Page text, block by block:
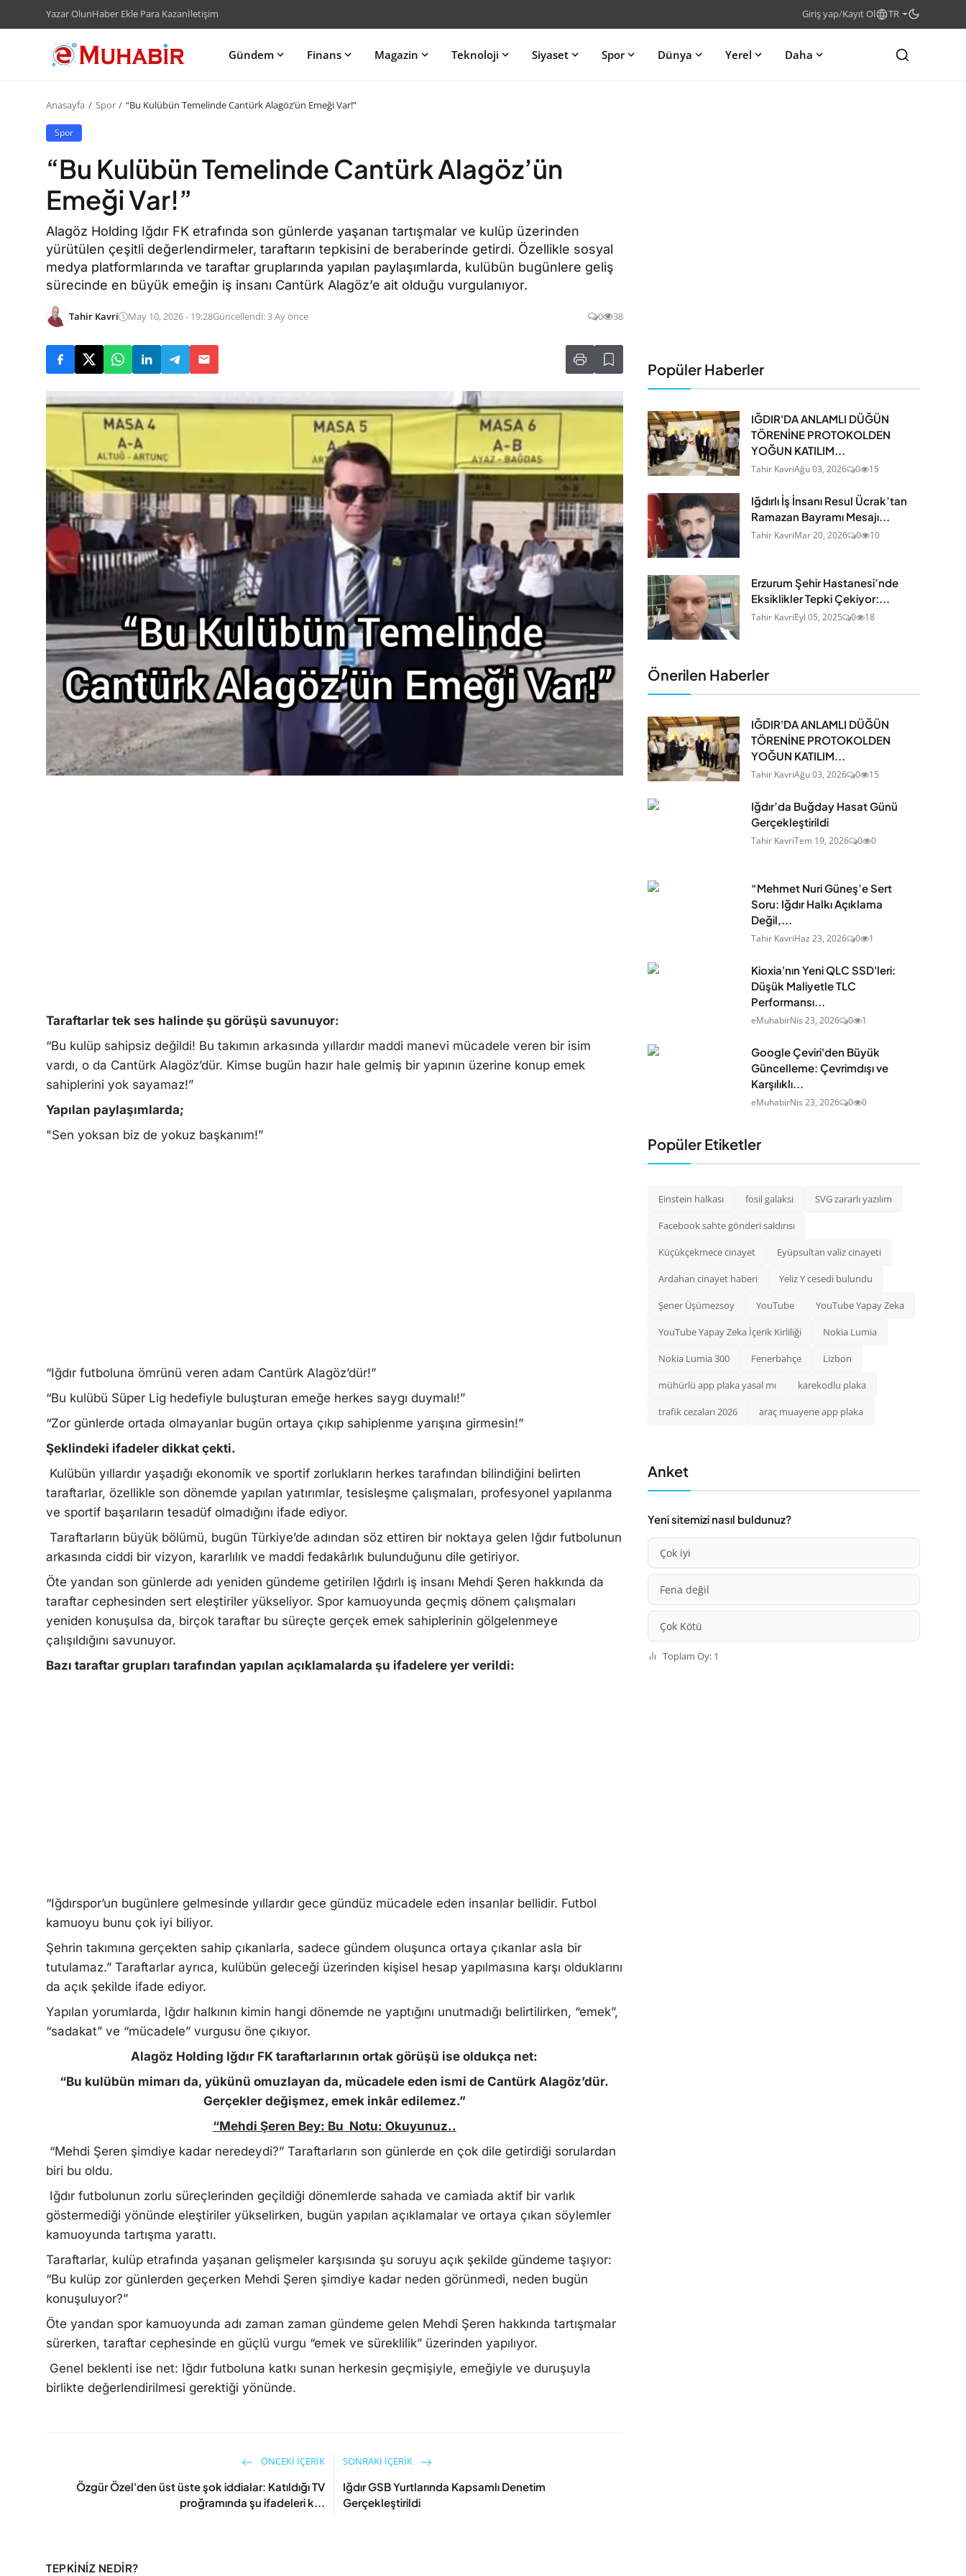
Yazar OlunHaber Ekle Para Kazanİletişim Giriş yap/Kayıt Ol TR
Gündem Finans Magazin Teknoloji Siyaset Spor Dünya Yerel Daha
Anasayfa Spor “Bu Kulübün Temelinde Cantürk Alagöz’ün Emeği Var!”
Spor
“Bu Kulübün Temelinde Cantürk Alagöz’ün
Emeği Var!”
Alagöz Holding Iğdır FK etrafında son günlerde yaşanan tartışmalar ve kulüp üzerinden
yürütülen çeşitli değerlendirmeler, taraftarın tepkisini de beraberinde getirdi. Özellikle sosyal
medya platformlarında ve taraftar gruplarında yapılan paylaşımlarda, kulübün bugünlere geliş
sürecinde en büyük emeğin iş insanı Cantürk Alagöz’e ait olduğu vurgulanıyor.
Tahir Kavri May 10, 2026 - 19:28Güncellendi: 3 Ay önce 0 38
Taraftarlar tek ses halinde şu görüşü savunuyor:
“Bu kulüp sahipsiz değildi! Bu takımın arkasında yıllardır maddi manevi mücadele veren bir isim
vardı, o da Cantürk Alagöz’dür. Kimse bugün hazır hale gelmiş bir yapının üzerine konup emek
sahiplerini yok sayamaz!”
Yapılan paylaşımlarda;
"Sen yoksan biz de yokuz başkanım!”
“Iğdır futboluna ömrünü veren adam Cantürk Alagöz’dür!”
“Bu kulübü Süper Lig hedefiyle buluşturan emeğe herkes saygı duymalı!”
“Zor günlerde ortada olmayanlar bugün ortaya çıkıp sahiplenme yarışına girmesin!”
Şeklindeki ifadeler dikkat çekti.
Kulübün yıllardır yaşadığı ekonomik ve sportif zorlukların herkes tarafından bilindiğini belirten
taraftarlar, özellikle son dönemde yapılan yatırımlar, tesisleşme çalışmaları, profesyonel yapılanma
ve sportif başarıların tesadüf olmadığını ifade ediyor.
Taraftarların büyük bölümü, bugün Türkiye’de adından söz ettiren bir noktaya gelen Iğdır futbolunun
arkasında ciddi bir vizyon, kararlılık ve maddi fedakârlık bulunduğunu dile getiriyor.
Öte yandan son günlerde adı yeniden gündeme getirilen Iğdırlı iş insanı Mehdi Şeren hakkında da
taraftar cephesinden sert eleştiriler yükseliyor. Spor kamuoyunda geçmiş dönem çalışmaları
yeniden konuşulsa da, birçok taraftar bu süreçte gerçek emek sahiplerinin gölgelenmeye
çalışıldığını savunuyor.
Bazı taraftar grupları tarafından yapılan açıklamalarda şu ifadelere yer verildi:
“Iğdırspor’un bugünlere gelmesinde yıllardır gece gündüz mücadele eden insanlar bellidir. Futbol
kamuoyu bunu çok iyi biliyor.
Şehrin takımına gerçekten sahip çıkanlarla, sadece gündem oluşunca ortaya çıkanlar asla bir
tutulamaz.” Taraftarlar ayrıca, kulübün geleceği üzerinden kişisel hesap yapılmasına karşı olduklarını
da açık şekilde ifade ediyor.
Yapılan yorumlarda, Iğdır halkının kimin hangi dönemde ne yaptığını unutmadığı belirtilirken, “emek”,
“sadakat” ve “mücadele” vurgusu öne çıkıyor.
Alagöz Holding Iğdır FK taraftarlarının ortak görüşü ise oldukça net:
“Bu kulübün mimarı da, yükünü omuzlayan da, mücadele eden ismi de Cantürk Alagöz’dür.
Gerçekler değişmez, emek inkâr edilemez.”
“Mehdi Şeren Bey: Bu Notu: Okuyunuz..
“Mehdi Şeren şimdiye kadar neredeydi?” Taraftarların son günlerde en çok dile getirdiği sorulardan
biri bu oldu.
Iğdır futbolunun zorlu süreçlerinden geçildiği dönemlerde sahada ve camiada aktif bir varlık
göstermediği yönünde eleştiriler yükselirken, bugün yapılan açıklamalar ve ortaya çıkan söylemler
kamuoyunda tartışma yarattı.
Taraftarlar, kulüp etrafında yaşanan gelişmeler karşısında şu soruyu açık şekilde gündeme taşıyor:
“Bu kulüp zor günlerden geçerken Mehdi Şeren şimdiye kadar neden görünmedi, neden bugün
konuşuluyor?”
Öte yandan spor kamuoyunda adı zaman zaman gündeme gelen Mehdi Şeren hakkında tartışmalar
sürerken, taraftar cephesinde en güçlü vurgu “emek ve süreklilik” üzerinden yapılıyor.
Genel beklenti ise net: Iğdır futboluna katkı sunan herkesin geçmişiyle, emeğiyle ve duruşuyla
birlikte değerlendirilmesi gerektiği yönünde.
ÖNCEKI İÇERIK
Özgür Özel'den üst üste şok iddialar: Katıldığı TV
proğramında şu ifadeleri k...
SONRAKI İÇERIK
Iğdır GSB Yurtlarında Kapsamlı Denetim
Gerçekleştirildi
TEPKINIZ NEDIR?
Popüler Haberler
IĞDIR'DA ANLAMLI DÜĞÜN
TÖRENİNE PROTOKOLDEN
YOĞUN KATILIM...
Tahir KavriAğu 03, 2026 0 15
Iğdırlı İş İnsanı Resul Ücrak’tan
Ramazan Bayramı Mesajı...
Tahir KavriMar 20, 2026 0 10
Erzurum Şehir Hastanesi’nde
Eksiklikler Tepki Çekiyor:...
Tahir KavriEyl 05, 2025 0 18
Önerilen Haberler
IĞDIR'DA ANLAMLI DÜĞÜN
TÖRENİNE PROTOKOLDEN
YOĞUN KATILIM...
Tahir KavriAğu 03, 2026 0 15
Iğdır’da Buğday Hasat Günü
Gerçekleştirildi
Tahir KavriTem 19, 2026 0 0
“Mehmet Nuri Güneş’e Sert
Soru: Iğdır Halkı Açıklama
Değil,...
Tahir KavriHaz 23, 2026 0 1
Kioxia'nın Yeni QLC SSD'leri:
Düşük Maliyetle TLC
Performansı...
eMuhabirNis 23, 2026 0 1
Google Çeviri'den Büyük
Güncelleme: Çevrimdışı ve
Karşılıklı...
eMuhabirNis 23, 2026 0 0
Popüler Etiketler
Einstein halkası fosil galaksi SVG zararlı yazılım
Facebook sahte gönderi saldırısı
Küçükçekmece cinayet Eyüpsultan valiz cinayeti
Ardahan cinayet haberi Yeliz Y cesedi bulundu
Şener Üşümezsoy YouTube YouTube Yapay Zeka
YouTube Yapay Zeka İçerik Kirliliği Nokia Lumia
Nokia Lumia 300 Fenerbahçe Lizbon
mühürlü app plaka yasal mı karekodlu plaka
trafik cezaları 2026 araç muayene app plaka
Anket
Yeni sitemizi nasıl buldunuz?
Çok iyi
Fena değil
Çok Kötü
Toplam Oy: 1